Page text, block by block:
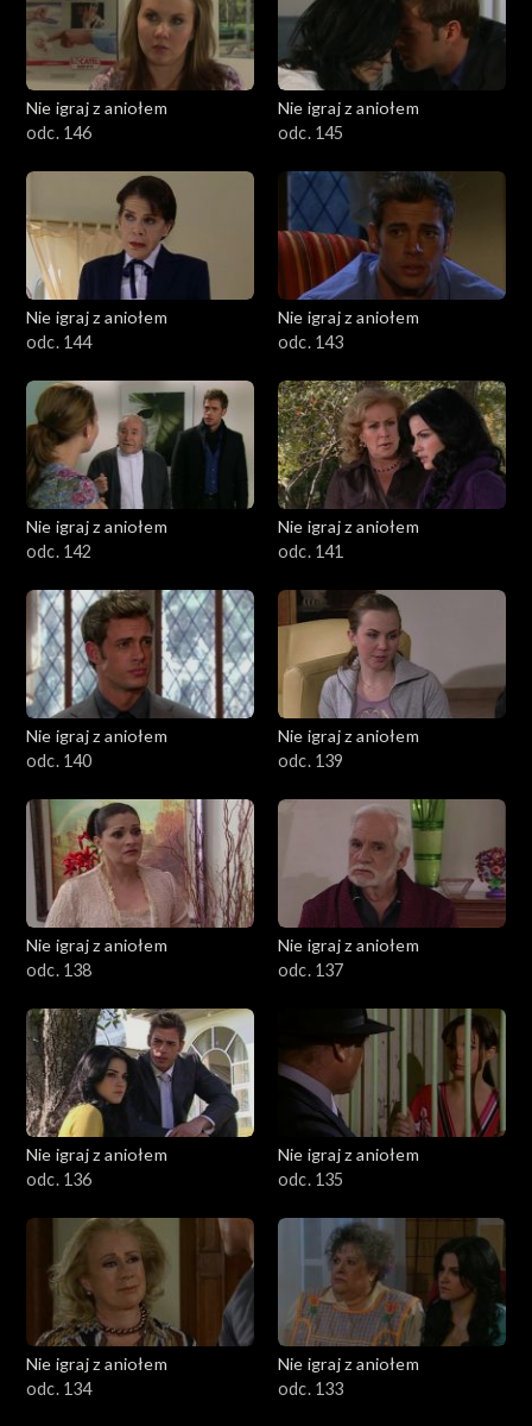
Nie igraj z aniołem
odc. 146
Nie igraj z aniołem
odc. 145
Nie igraj z aniołem
odc. 144
Nie igraj z aniołem
odc. 143
Nie igraj z aniołem
odc. 142
Nie igraj z aniołem
odc. 141
Nie igraj z aniołem
odc. 140
Nie igraj z aniołem
odc. 139
Nie igraj z aniołem
odc. 138
Nie igraj z aniołem
odc. 137
Nie igraj z aniołem
odc. 136
Nie igraj z aniołem
odc. 135
Nie igraj z aniołem
odc. 134
Nie igraj z aniołem
odc. 133